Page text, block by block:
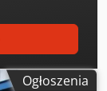
Ogłoszenia